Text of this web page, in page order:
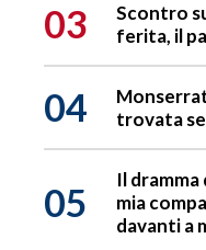
03
Scontro
ferita, il
04
trovata
05
Il dramma
mia
davanti a